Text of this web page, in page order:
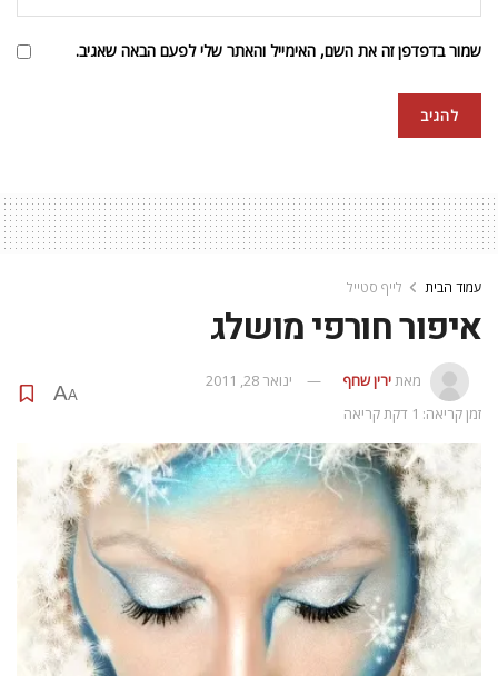
שמור בדפדפן זה את השם, האימייל והאתר שלי לפעם הבאה שאגיב.
עמוד הבית לייף סטייל
איפור חורפי מושלג
מאתירין שחף
ינואר 28, 2011
זמן קריאה: 1 דקת קריאה
A
A